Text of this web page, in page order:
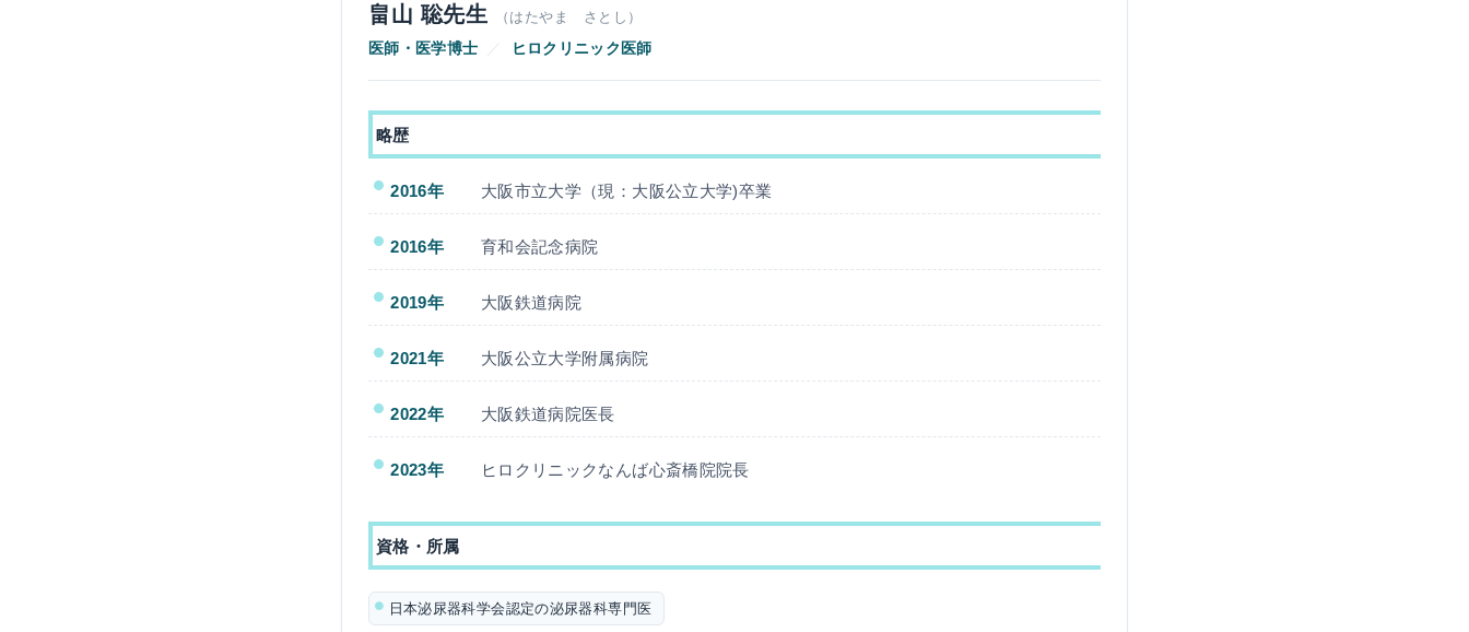
畠山 聡先生 （はたやま さとし）
医師・医学博士 ／ ヒロクリニック医師
略歴
2016年 大阪市立大学（現：大阪公立大学)卒業
2016年 育和会記念病院
2019年 大阪鉄道病院
2021年 大阪公立大学附属病院
2022年 大阪鉄道病院医長
2023年 ヒロクリニックなんば心斎橋院院長
資格・所属
日本泌尿器科学会認定の泌尿器科専門医